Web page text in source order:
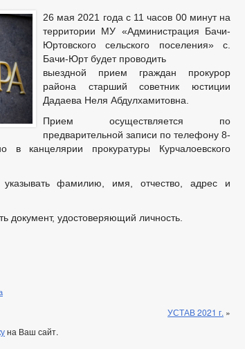
26 мая 2021 года с 11 часов 00 минут на
территории МУ «Администрация Бачи-
Юртовского сельского поселения» с.
Бачи-Юрт будет проводить
выездной прием граждан прокурор
района старший советник юстиции
Дадаева Неля Абдулхамитовна.
Прием осуществляется по
предварительной записи по телефону 8-
в канцелярии прокуратуры Курчалоевского
фамилию, имя, отчество, адрес и
документ, удостоверяющий личность.
УСТАВ 2021 г. »
на Ваш сайт.